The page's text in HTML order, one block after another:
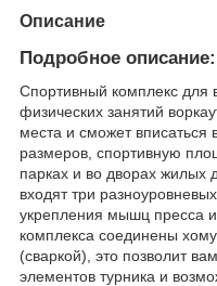
Описание
Подробное описание:
Спортивный комплекс для
физических занятий
места и сможет
размеров, спортивную
парках и во дворах жилых
входят три
укрепления мышц пресса
комплекса соединены
(сваркой), это позволит
элементов турника и